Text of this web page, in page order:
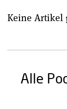
Keine Artikel
Alle